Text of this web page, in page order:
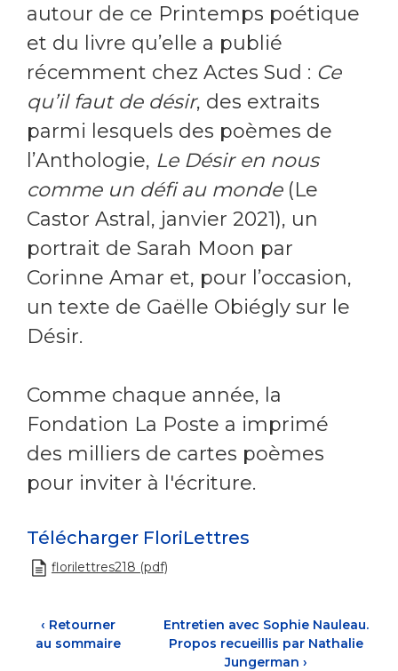
autour de ce Printemps poétique
et du livre qu’elle a publié
récemment chez Actes Sud : Ce
qu’il faut de désir, des extraits
parmi lesquels des poèmes de
l’Anthologie, Le Désir en nous
comme un défi au monde(Le
Castor Astral, janvier 2021), un
portrait de Sarah Moon par
Corinne Amar et, pour l’occasion,
un texte de Gaëlle Obiégly sur le
Désir.
Comme chaque année, la
Fondation La Poste a imprimé
des milliers de cartes poèmes
pour inviter à l'écriture.
Télécharger FloriLettres
florilettres218 (pdf)
‹ Retourner
au sommaire
Entretien avec Sophie Nauleau.
Propos recueillis par Nathalie
Jungerman›